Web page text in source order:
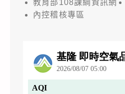
教育部108課綱資訊網
內控稽核專區